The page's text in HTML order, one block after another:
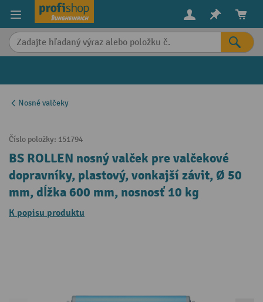
content
Nosné valčeky
Číslo položky: 151794
BS ROLLEN nosný valček pre valčekové
dopravníky, plastový, vonkajší závit, Ø 50
mm, dĺžka 600 mm, nosnosť 10 kg
K popisu produktu